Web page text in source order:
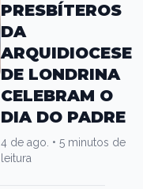
PRESBÍTEROS
DA
ARQUIDIOCESE
DE LONDRINA
CELEBRAM O
DIA DO PADRE
4 de ago. • 5 minutos de
leitura